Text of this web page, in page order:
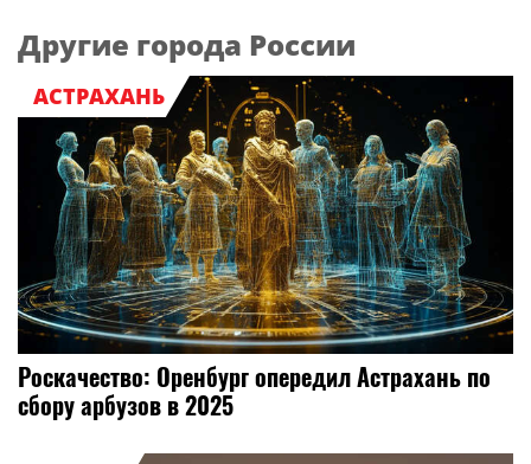
Другие города России
АСТРАХАНЬ
Роскачество: Оренбург опередил Астрахань по
сбору арбузов в 2025